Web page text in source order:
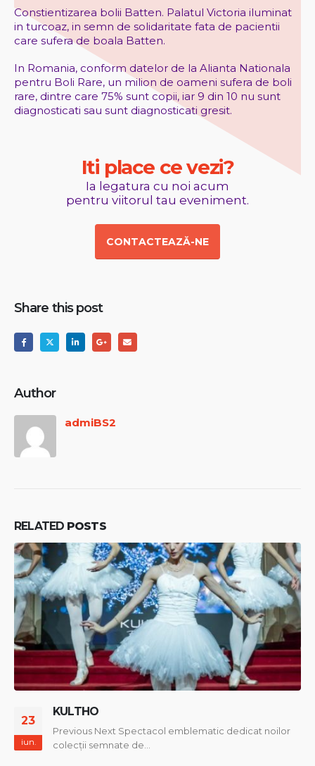
Constientizarea bolii Batten. Palatul Victoria iluminat
in turcoaz, in semn de solidaritate fata de pacientii
care sufera de boala Batten.
In Romania, conform datelor de la Alianta Nationala
pentru Boli Rare, un milion de oameni sufera de boli
rare, dintre care 75% sunt copii, iar 9 din 10 nu sunt
diagnosticati sau sunt diagnosticati gresit.
Iti place cevezi?
Ia legatura cu noi acum
pentru viitorul tau eveniment.
CONTACTEAZĂ-NE
Share this post
Author
admiBS2
RELATED POSTS
23
iun.
KULTHO
Previous Next Spectacol emblematic dedicat noilor
colecții semnate de...